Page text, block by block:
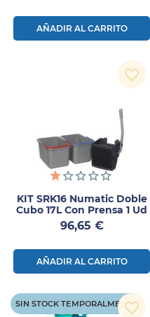
AÑADIR AL CARRITO
KIT SRK16 Numatic Doble
Cubo 17L Con Prensa 1 Ud
Precio
96,65 €
AÑADIR AL CARRITO
favorite_border
SIN STOCK TEMPORALMENTE
favorite_border